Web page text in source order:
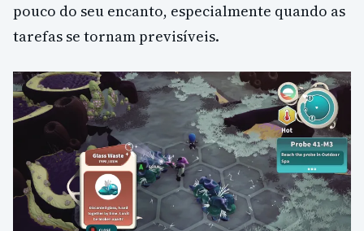
pouco do seu encanto, especialmente quando as
tarefas se tornam previsíveis.